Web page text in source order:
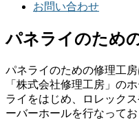
お問い合わせ
パネライのため
パネライのための修理工
「株式会社修理工房」の
ライをはじめ、ロレック
ーバーホールを行なって